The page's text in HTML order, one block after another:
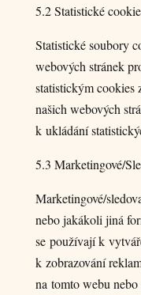
5.2 Statistické
Statistické soubory
webových stránek
statistickým cookies
našich webových
k ukládání
5.3 Marketingové/
Marketingové/
nebo jakákoli jiná
se používají k
k zobrazování
na tomto webu